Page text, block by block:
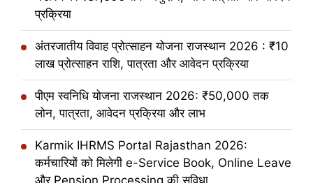
प्रक्रिया
अंतरजातीय विवाह प्रोत्साहन योजना राजस्थान 2026 : ₹10
लाख प्रोत्साहन राशि, पात्रता और आवेदन प्रक्रिया
पीएम स्वनिधि योजना राजस्थान 2026: ₹50,000 तक
लोन, पात्रता, आवेदन प्रक्रिया और लाभ
Karmik IHRMS Portal Rajasthan 2026:
कर्मचारियों को मिलेगी e-Service Book, Online Leave
और Pension Processing की सुविधा